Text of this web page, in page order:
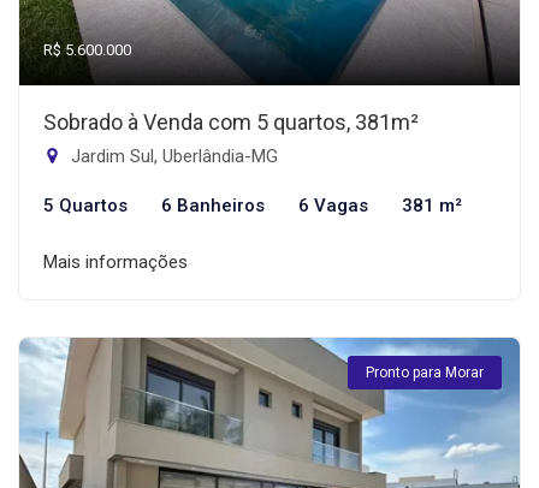
R$ 5.600.000
Sobrado à Venda com 5 quartos, 381m²
Jardim Sul, Uberlândia-MG
5 Quartos 6 Banheiros 6 Vagas 381 m²
Mais informações
Pronto para Morar